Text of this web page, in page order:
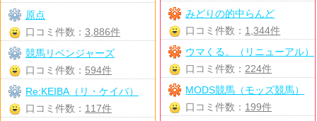
みどりの的中らんど
口コミ件数： 1,344件
ウマくる。（リニューアル）
口コミ件数： 224件
MODS競馬（モッズ競馬）
口コミ件数： 199件
原点
口コミ件数： 3,886件
競馬リベンジャーズ
口コミ件数： 594件
Re:KEIBA（リ・ケイバ）
口コミ件数： 117件